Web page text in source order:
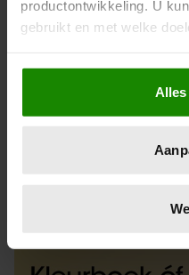
productontwikkeling. U
gebruikt en met welke
Als u het toestaat, willen
Informatie
locatie, die tot een
scannen op
verwerkt en stel uw
intrekken in de